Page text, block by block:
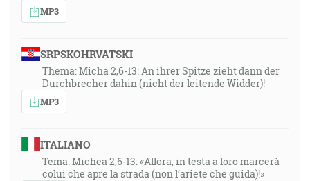
MP3
SRPSKOHRVATSKI
Thema: Micha 2,6-13: An ihrer Spitze zieht dann der
Durchbrecher dahin (nicht der leitende Widder)!
MP3
ITALIANO
Tema: Michea 2,6-13: «Allora, in testa a loro marcerà
colui che apre la strada (non l’ariete che guida)!»